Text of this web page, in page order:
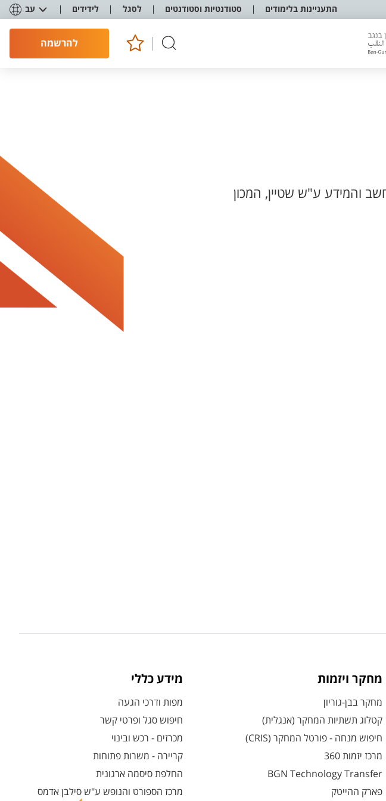
התעניינות בלימודים סטודנטיות וסטודנטים לסגל לידידים עב
להרשמה
והמידע ע"ש שטיין, המכון
מחקר ויזמות
מחקר בבן-גוריון
קטלוג תשתיות המחקר (אנגלית)
חיפוש מנחה - פורטל המחקר (CRIS)
מרכז יזמות 360
BGN Technology Transfer
פארק ההייטק
מידע כללי
מפות ודרכי הגעה
חיפוש סגל ופרטי קשר
מכרזים - רכש ובינוי
קריירה - משרות פתוחות
החלפת סיסמה ארגונית
מרכז הספורט והנופש ע"ש סילבן אדמס